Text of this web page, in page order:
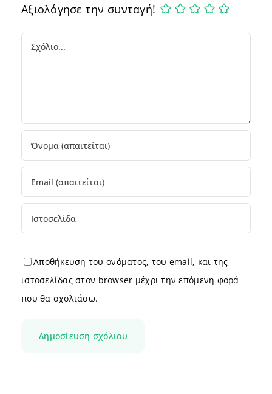
Αξιολόγησε την συνταγή!
Comment
Αποθήκευση του ονόματος, του email, και της
ιστοσελίδας στον browser μέχρι την επόμενη φορά
που θα σχολιάσω.